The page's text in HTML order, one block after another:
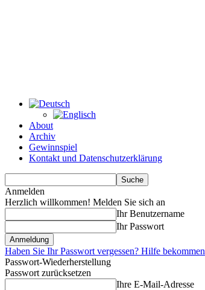
About
Archiv
Gewinnspiel
Kontakt und Datenschutzerklärung
Anmelden
Herzlich willkommen! Melden Sie sich an
Ihr Benutzername
Ihr Passwort
Haben Sie Ihr Passwort vergessen? Hilfe bekommen
Passwort-Wiederherstellung
Passwort zurücksetzen
Ihre E-Mail-Adresse